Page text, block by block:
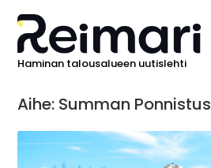
Haminan talousalueen uutislehti
Aihe: Summan Ponnistus